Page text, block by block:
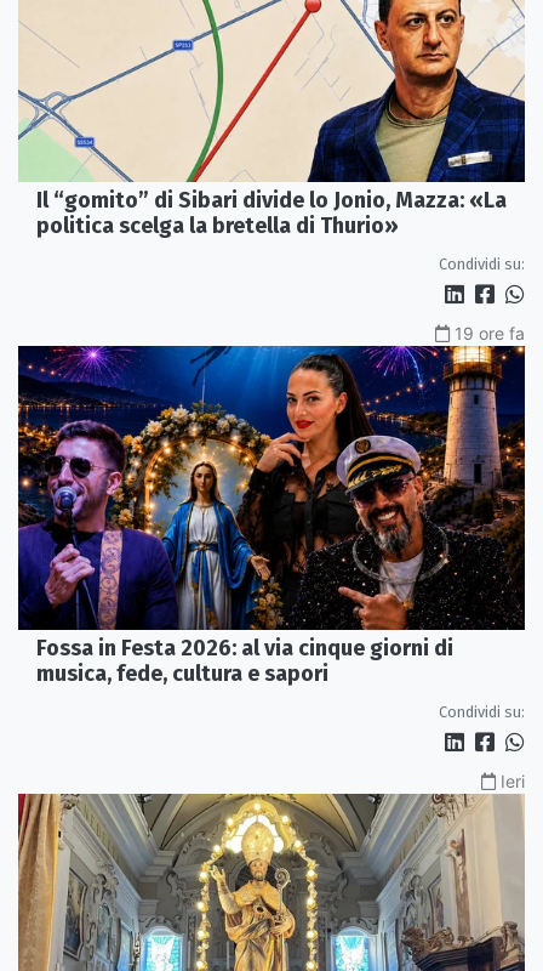
Il “gomito” di Sibari divide lo Jonio, Mazza: «La
politica scelga la bretella di Thurio»
Condividi su:
19 ore fa
Fossa in Festa 2026: al via cinque giorni di
musica, fede, cultura e sapori
Condividi su:
Ieri